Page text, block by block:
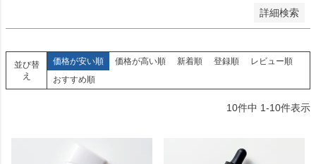
詳細検索
並び替
え
価格が安い順 価格が高い順 新着順 登録順
レビュー順
おすすめ順
10件中 1-10件表示